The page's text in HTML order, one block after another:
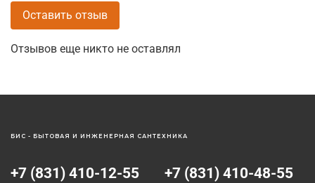
Отзывов еще никто не оставлял
Оставить отзыв
+7 (831) 410-12-55 +7 (831) 410-48-55
БИС - БЫТОВАЯ И ИНЖЕНЕРНАЯ САНТЕХНИКА